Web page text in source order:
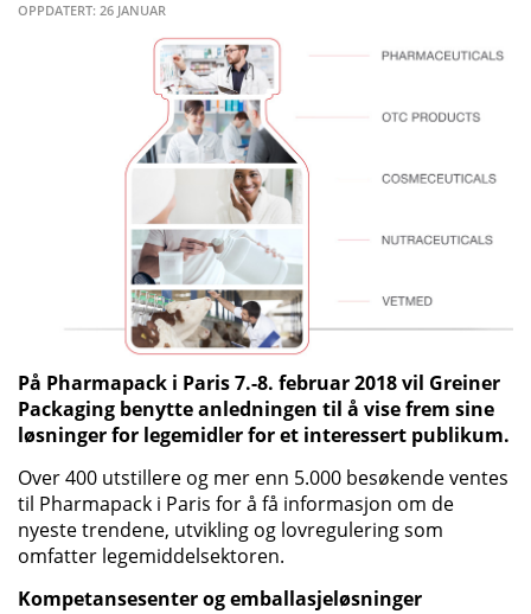
OPPDATERT: 26 JANUAR
På Pharmapack i Paris 7.-8. februar 2018 vil Greiner
Packaging benytte anledningen til å vise frem sine
løsninger for legemidler for et interessert publikum.
Over 400 utstillere og mer enn 5.000 besøkende ventes
til Pharmapack i Paris for å få informasjon om de
nyeste trendene, utvikling og lovregulering som
omfatter legemiddelsektoren.
Kompetansesenter og emballasjeløsninger